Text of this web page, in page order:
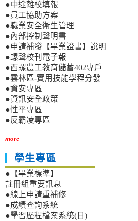
●中途離校填報
●員工協助方案
●職業安全衛生管理
●內部控制聲明書
●申請補發【畢業證書】說明
●螺聲校刊電子報
●西螺農工教育儲蓄402專戶
●雲林區-實用技能學程分發
●資安專區
●資訊安全政策
●性平專區
●反霸凌專區
more
學生專區
●【畢業標準】
註冊組重要訊息
●線上申請重補修
●成績查詢系統
●學習歷程檔案系統(日)